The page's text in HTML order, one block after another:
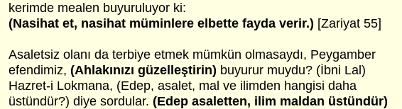
kerimde mealen buyuruluyor ki:
(Nasihat et, nasihat müminlere elbette fayda verir.) [Zariyat 55]
Asaletsiz olanı da terbiye etmek mümkün olmasaydı, Peygamber
efendimiz, (Ahlakınızı güzelleştirin) buyurur muydu? (İbni Lal)
Hazret-i Lokmana, (Edep, asalet, mal ve ilimden hangisi daha
üstündür?) diye sordular. (Edep asaletten, ilim maldan üstündür)